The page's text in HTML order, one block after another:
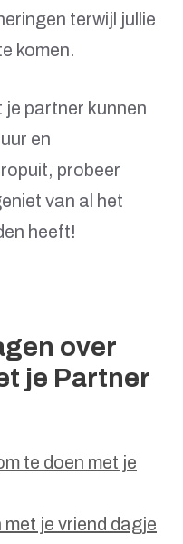
terwijl jullie
komen.
partner kunnen
en
probeer
van al het
heeft!
over
je Partner
te doen met je
met je vriend dagje